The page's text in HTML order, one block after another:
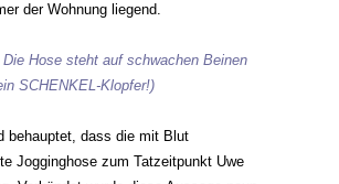
der Wohnung liegend.
Hose steht auf schwachen Beinen
SCHENKEL-Klopfer!)
behauptet, dass die mit Blut
Jogginghose zum Tatzeitpunkt Uwe